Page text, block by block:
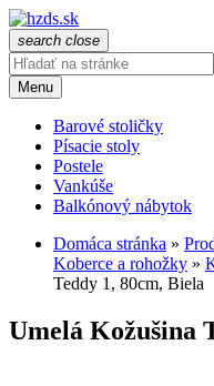
search close
Menu
Barové stoličky
Písacie stoly
Postele
Vankúše
Balkónový nábytok
Domáca stránka »
Koberce a rohožky »
Teddy 1, 80cm, Biela
Umelá Kožušina